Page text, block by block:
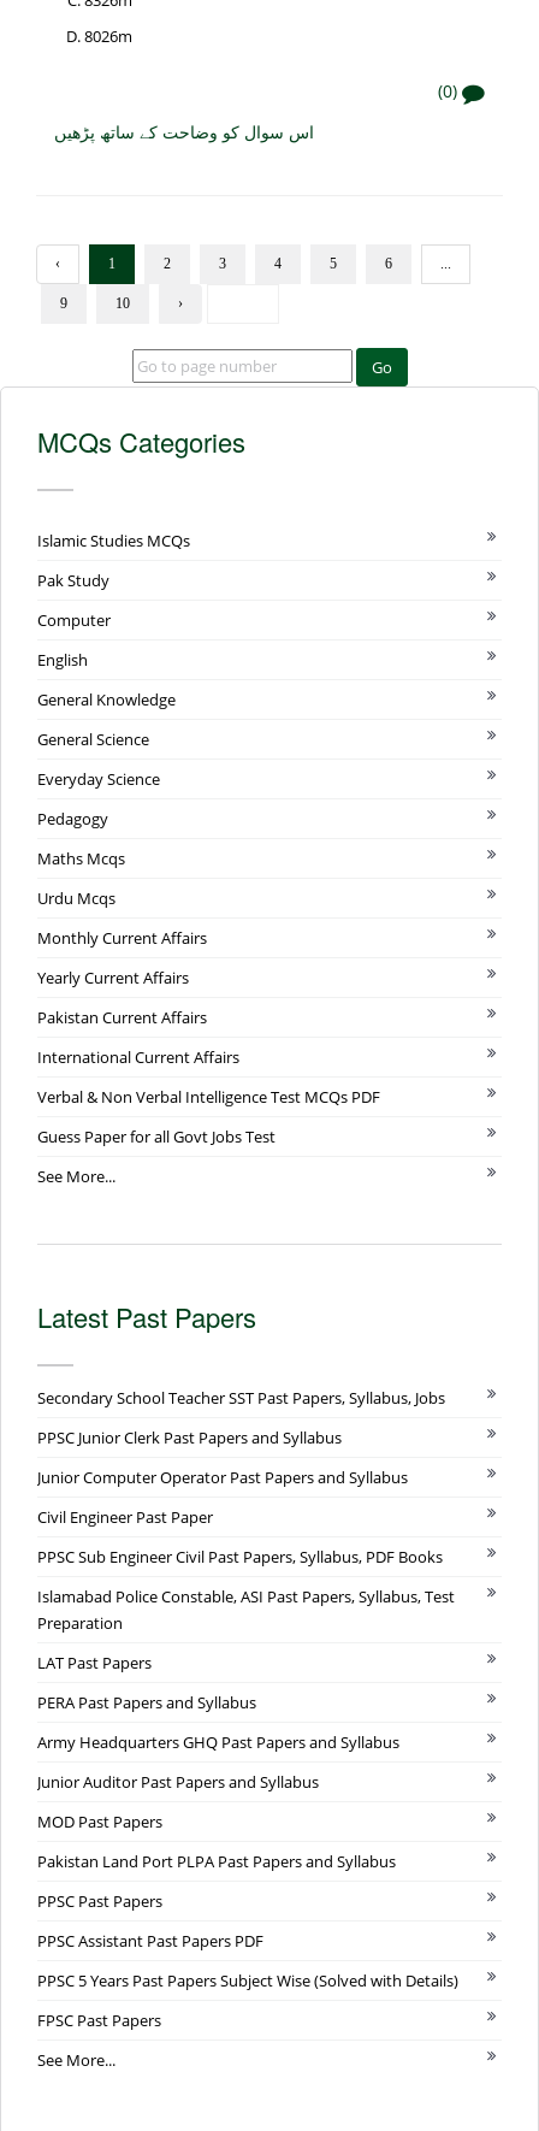
8026m
(0)
اس سوال کو وضاحت کے ساتھ پڑھیں
‹ 1 2 3 4 5 6 ...
9 10 ›
Go
MCQs Categories
Islamic Studies MCQs
Pak Study
Computer
English
General Knowledge
General Science
Everyday Science
Pedagogy
Maths Mcqs
Urdu Mcqs
Monthly Current Affairs
Yearly Current Affairs
Pakistan Current Affairs
International Current Affairs
Verbal & Non Verbal Intelligence Test MCQs PDF
Guess Paper for all Govt Jobs Test
See More...
Latest Past Papers
Secondary School Teacher SST Past Papers, Syllabus, Jobs
PPSC Junior Clerk Past Papers and Syllabus
Junior Computer Operator Past Papers and Syllabus
Civil Engineer Past Paper
PPSC Sub Engineer Civil Past Papers, Syllabus, PDF Books
Islamabad Police Constable, ASI Past Papers, Syllabus, Test
Preparation
LAT Past Papers
PERA Past Papers and Syllabus
Army Headquarters GHQ Past Papers and Syllabus
Junior Auditor Past Papers and Syllabus
MOD Past Papers
Pakistan Land Port PLPA Past Papers and Syllabus
PPSC Past Papers
PPSC Assistant Past Papers PDF
PPSC 5 Years Past Papers Subject Wise (Solved with Details)
FPSC Past Papers
See More...